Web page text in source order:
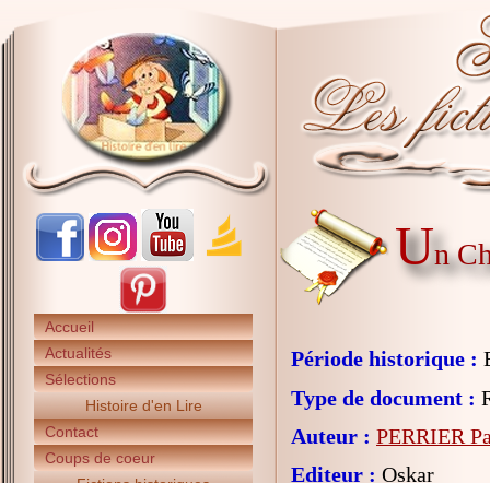
Accueil
Actualités
Sélections
Histoire d'en Lire
Contact
Coups de coeur
Un
Période historique :
Type de document :
Auteur : PERRIER
Editeur : Oskar